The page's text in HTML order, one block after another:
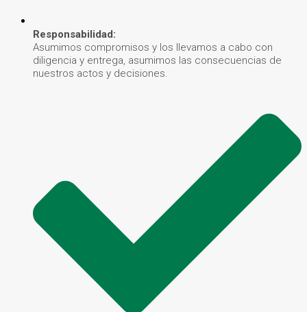
Responsabilidad:
Asumimos compromisos y los llevamos a cabo con
diligencia y entrega, asumimos las consecuencias de
nuestros actos y decisiones.